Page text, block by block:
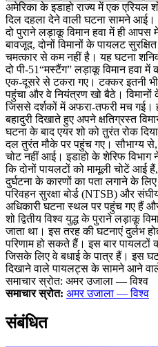
अमेरिका के इडाहो राज्य में एक
दिल दहला देने वाली घटना सामने
दो पुराने लड़ाकू विमान हवा में ही
बावजूद, दोनों विमानों के पायलट
चमत्कार से कम नहीं है। यह घटना
दो पी-51“मस्टैंग” लड़ाकू विमान हवा
एक-दूसरे से टकरा गए। टक्कर इतनी
पहुंचा और वे नियंत्रण खो बैठे। विमानों
जिससे दर्शकों में अफरा-तफरी मच गई।
बहादुरी दिखाते हुए अपने क्षतिग्रस्त
घटना के बाद एयर शो को तुरंत रोक
दल तुरंत मौके पर पहुंच गए। सौभाग्य
चोट नहीं आई। इडाहो के शेरिफ विभाग
कि दोनों पायलटों को मामूली चोटें आई
दुर्घटना के कारणों का पता लगाने के
परिवहन सुरक्षा बोर्ड (NTSB) और
अधिकारी घटना स्थल पर पहुंच गए हैं
शो द्वितीय विश्व युद्ध के पुराने लड़ाकू
जाता था। इस तरह की घटनाएं दुर्लभ
परिणाम हो सकते हैं। इस बार पायलटों
जिसके लिए वे बधाई के पात्र हैं। इस
दिखाने वाले पायलट्स के सामने आने
समाचार स्रोत: अमर उजाला — विश्व
समाचार स्रोत: अमर उजाला — विश्व
संबंधित